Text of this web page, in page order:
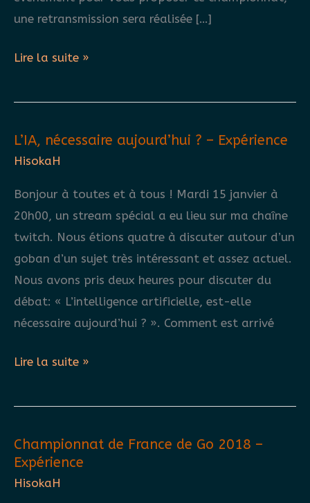
une retransmission sera réalisée […]
Transatlantic
Go
Championship
2019
Lire la suite »
L’IA, nécessaire aujourd’hui ? – Expérience
HisokaH
Bonjour à toutes et à tous ! Mardi 15 janvier à
20h00, un stream spécial a eu lieu sur ma chaîne
twitch. Nous étions quatre à discuter autour d’un
goban d’un sujet très intéressant et assez actuel.
Nous avons pris deux heures pour discuter du
débat: « L’intelligence artificielle, est-elle
nécessaire aujourd’hui ? ». Comment est arrivé
L’IA,
aujourd’hui
–
Expérience
Lire la suite »
Championnat de France de Go 2018 –
Expérience
HisokaH